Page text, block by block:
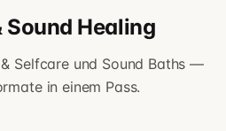
Sound Healing
Selfcare und Sound Baths —
in einem Pass.